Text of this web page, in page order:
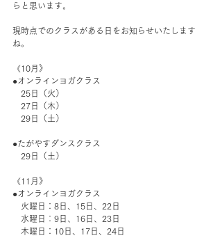
らと思います。
現時点でのクラスがある日をお知らせいたします
ね。
《10月》
●オンラインヨガクラス
25日（火）
27日（木）
29日（土）
●たがやすダンスクラス
29日（土）
《11月》
●オンラインヨガクラス
火曜日：8日、15日、22日
水曜日：9日、16日、23日
木曜日：10日、17日、24日